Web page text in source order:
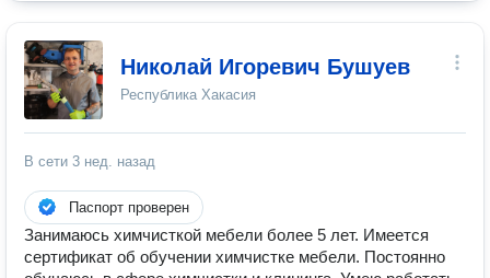
Николай Игоревич Бушуев
Республика Хакасия
В сети 3 нед. назад
Паспорт проверен
Занимаюсь химчисткой мебели более 5 лет. Имеется
сертификат об обучении химчистке мебели. Постоянно